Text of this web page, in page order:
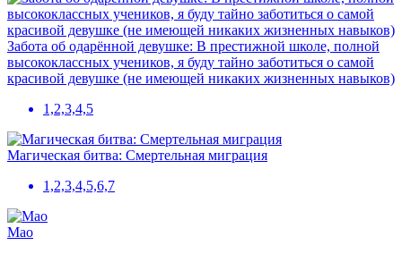
Забота об одарённой девушке: В престижной школе, полной
высококлассных учеников, я буду тайно заботиться о самой
красивой девушке (не имеющей никаких жизненных навыков)
1,2,3,4,5
Магическая битва: Смертельная миграция
1,2,3,4,5,6,7
Mao